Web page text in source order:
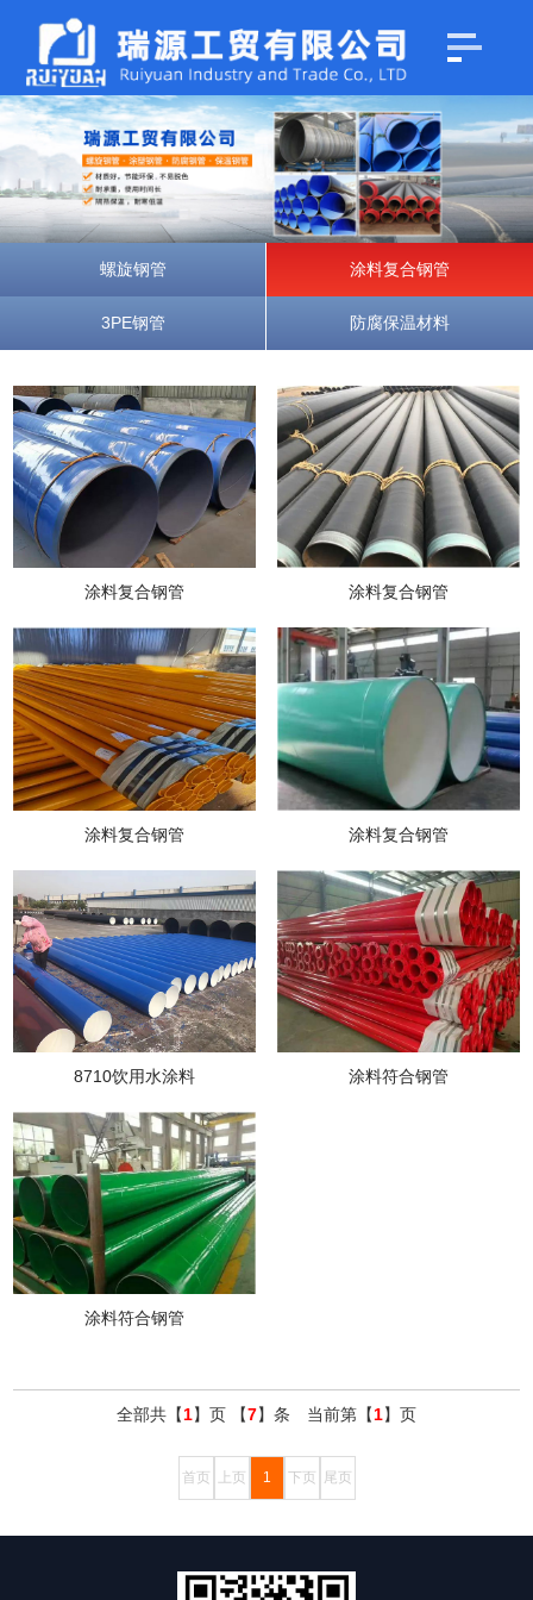
螺旋钢管 涂料复合钢管
3PE钢管 防腐保温材料
涂料复合钢管 涂料复合钢管
涂料复合钢管 涂料复合钢管
8710饮用水涂料 涂料符合钢管
涂料符合钢管
全部共【1】页 【7】条 当前第【1】页
首页 上页 1 下页 尾页